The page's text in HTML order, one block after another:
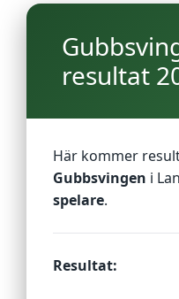
resultat
Här kommer
Gubbsvingen i
spelare.
Resultat: